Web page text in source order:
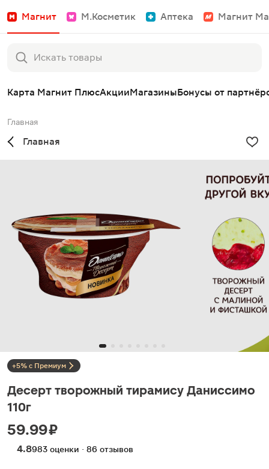
Магнит М.Косметик Аптека Магнит
Карта Магнит ПлюсАкцииМагазиныБонусы от
Главная
Главная
+5% с Премиум
Десерт творожный тирамису Даниссимо
110г
59.99 ₽
4.8983 оценки · 86 отзывов